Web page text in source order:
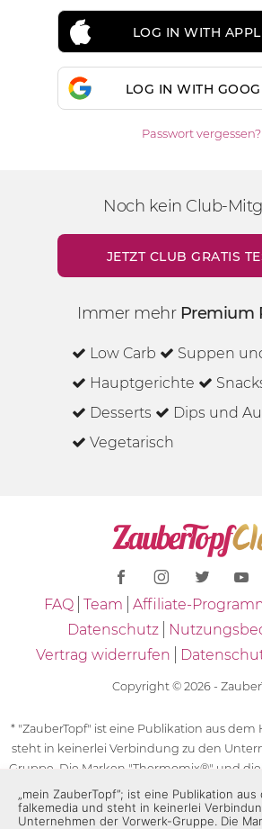
LOG IN WITH
LOG IN WITH
Passwort vergessen?
Noch kein Club-
JETZT CLUB GRATIS
Immer mehr Premium
Low Carb
Suppen
Hauptgerichte
Desserts
Dips und
Vegetarisch
FAQ Team Affiliate-
Datenschutz
Vertrag widerrufen
Copyright © 2026 -
* "ZauberTopf" ist eine Publikation aus dem
steht in keinerlei Verbindung zu den
Gruppe. Die Marken "Thermomix®" und
des "Thermomix®" sind eingetragene
der Vorwerk-Gruppe. Die Marken
„mein ZauberTopf”; ist eine Publikation aus
falkemedia und steht in keinerlei
Unternehmen der Vorwerk-Gruppe. Die